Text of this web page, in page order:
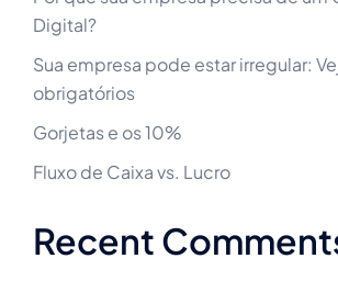
Digital?
Sua empresa pode estar irregular:
obrigatórios
Gorjetas e os 10%
Fluxo de Caixa vs. Lucro
Recent